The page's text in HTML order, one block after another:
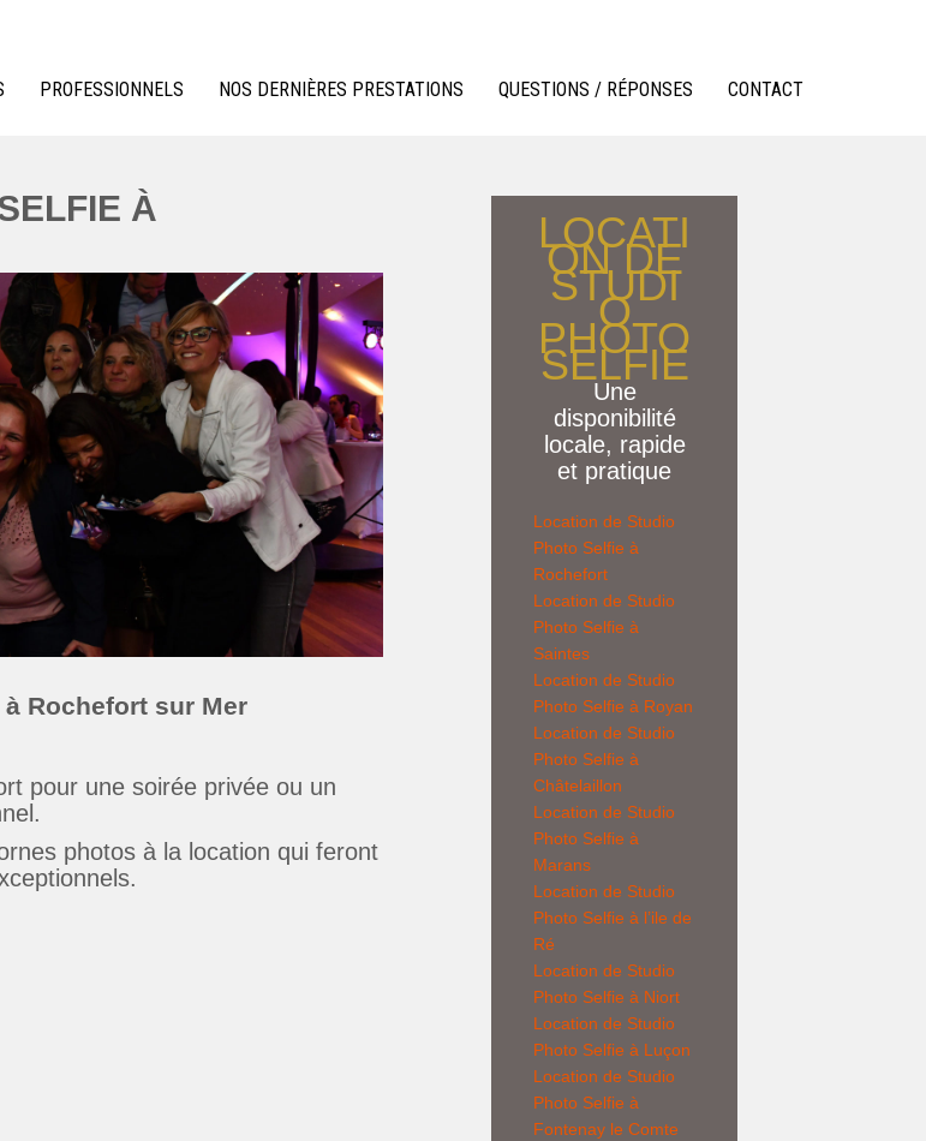
PROFESSIONNELS NOS DERNIÈRES PRESTATIONS QUESTIONS / RÉPONSES CONTACT
À
Rochefort sur Mer
pour une soirée privée ou un
photos à la location qui feront
LOCATI
ON DE
STUDI
O
PHOTO
SELFIE
Une
disponibilité
locale, rapide
et pratique
Location de Studio
Photo Selfie à
Rochefort
Location de Studio
Photo Selfie à
Saintes
Location de Studio
Photo Selfie à Royan
Location de Studio
Photo Selfie à
Châtelaillon
Location de Studio
Photo Selfie à
Marans
Location de Studio
Photo Selfie à l’ile de
Ré
Location de Studio
Photo Selfie à Niort
Location de Studio
Photo Selfie à Luçon
Location de Studio
Photo Selfie à
Fontenay le Comte